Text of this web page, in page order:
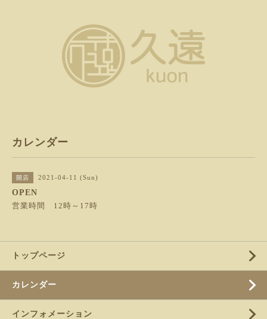
カレンダー
開店 2021-04-11 (Sun)
OPEN
営業時間 12時～17時
トップページ
カレンダー
インフォメーション